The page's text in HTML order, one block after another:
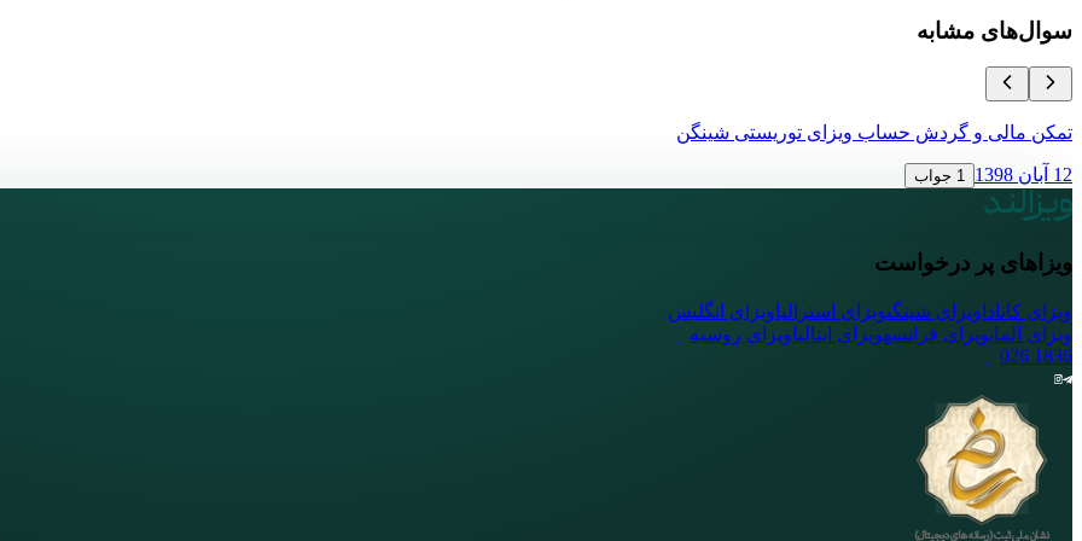
سوال‌های مشابه
تمکن مالی و گردش حساب ویزای توریستی شینگن
12 آبان 1398 1 جواب
ویزاهای پر درخواست
ویزای کانادا ویزای شینگنویزای استرالیاویزای انگلیس
ویزای آلمانویزای فرانسهویزای ایتالیاویزای روسیه
1836